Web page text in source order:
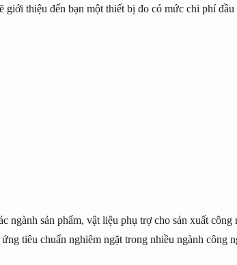
thiệu đến bạn một thiết bị đo có mức chi phí
ngành sản phẩm, vật liệu phụ trợ cho sản xuất
tiêu chuẩn nghiêm ngặt trong nhiều ngành công